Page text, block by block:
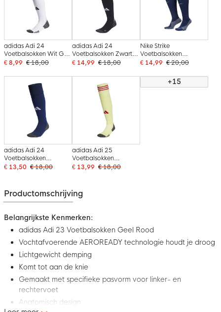
adidas Adi 24
Voetbalsokken Wit Grijs
Zwart
€ 8,99 € 18,00
adidas Adi 24
Voetbalsokken Zwart
Grijs Wit
€ 14,99 € 18,00
Nike Strike
Voetbalsokken
Donkerblauw Wit
€ 14,99 € 20,00
adidas Adi 24
Voetbalsokken
Donkerblauw Blauw
€ 13,50 € 18,00
adidas Adi 25
Voetbalsokken
Lichtgeel Rood
€ 13,99 € 18,00
+15
Productomschrijving
Belangrijkste Kenmerken:
adidas Adi 23 Voetbalsokken Geel Rood
Vochtafvoerende AEROREADY technologie houdt je droog
Lichtgewicht demping
Komt tot aan de knie
Gemaakt met specifieke pasvorm voor linker- en
rechtervoet
Anatomisch design